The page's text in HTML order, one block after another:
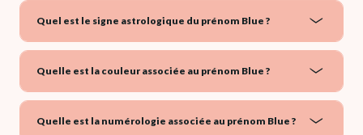
Quel est le signe astrologique du prénom Blue ?
Quelle est la couleur associée au prénom Blue ?
Quelle est la numérologie associée au prénom Blue ?